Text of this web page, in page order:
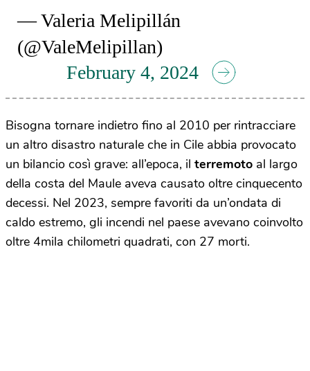
— Valeria Melipillán
(@ValeMelipillan)
February 4, 2024
Bisogna tornare indietro fino al 2010 per rintracciare
un altro disastro naturale che in Cile abbia provocato
un bilancio così grave: all’epoca, il terremoto al largo
della costa del Maule aveva causato oltre cinquecento
decessi. Nel 2023, sempre favoriti da un’ondata di
caldo estremo, gli incendi nel paese avevano coinvolto
oltre 4mila chilometri quadrati, con 27 morti.